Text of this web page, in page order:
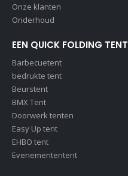
Onze klanten
Onderhoud
EEN QUICK FOLDING
Barbecuetent
bedrukte tent
Beurstent
BMX Tent
Doorwerk tenten
Easy Up tent
EHBO tent
Evenemententent